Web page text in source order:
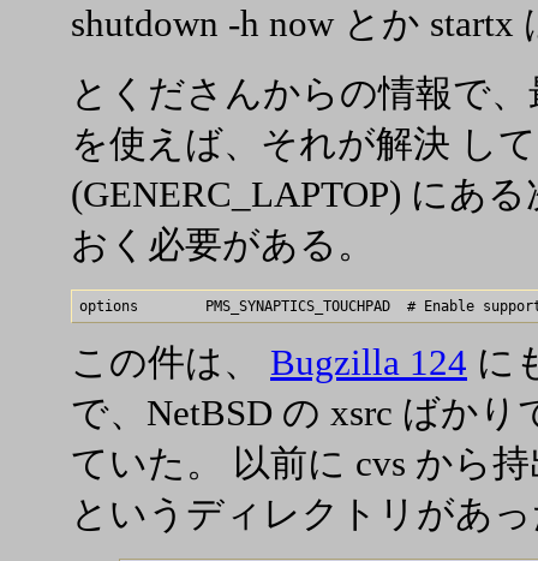
shutdown -h now とか
とくださんからの情報で、
を使えば、それが解決 し
(GENERC_LAPTOP) にあ
おく必要がある。
この件は、 Bugzilla 124 に
で、NetBSD の xsrc ばか
ていた。 以前に cvs から
というディレクトリがあ